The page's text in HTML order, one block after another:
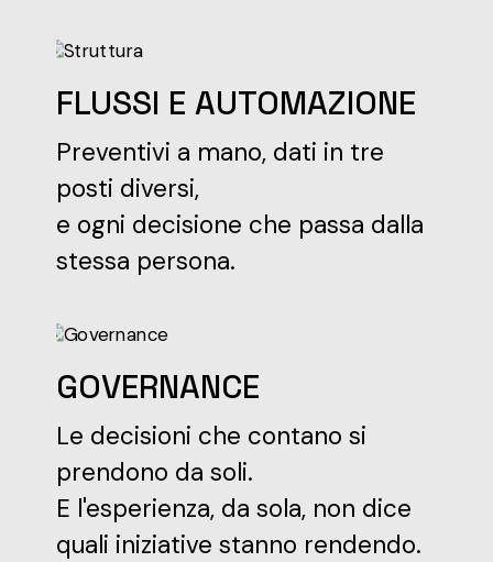
FLUSSI E AUTOMAZIONE
Preventivi a mano, dati in tre
posti diversi,
e ogni decisione che passa dalla
stessa persona.
GOVERNANCE
Le decisioni che contano si
prendono da soli.
E l'esperienza, da sola, non dice
quali iniziative stanno rendendo.